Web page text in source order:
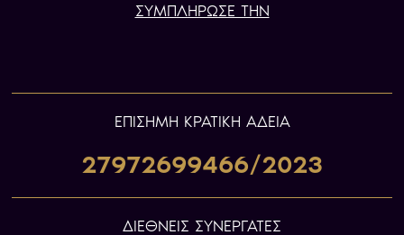
ΣΥΜΠΛΗΡΩΣΕ ΤΗΝ
ΕΠIΣΗΜΗ ΚΡΑΤΙΚΗ ΑΔΕΙΑ
27972699466/2023
ΔΙΕΘΝΕΙΣ ΣΥΝΕΡΓΑΤΕΣ